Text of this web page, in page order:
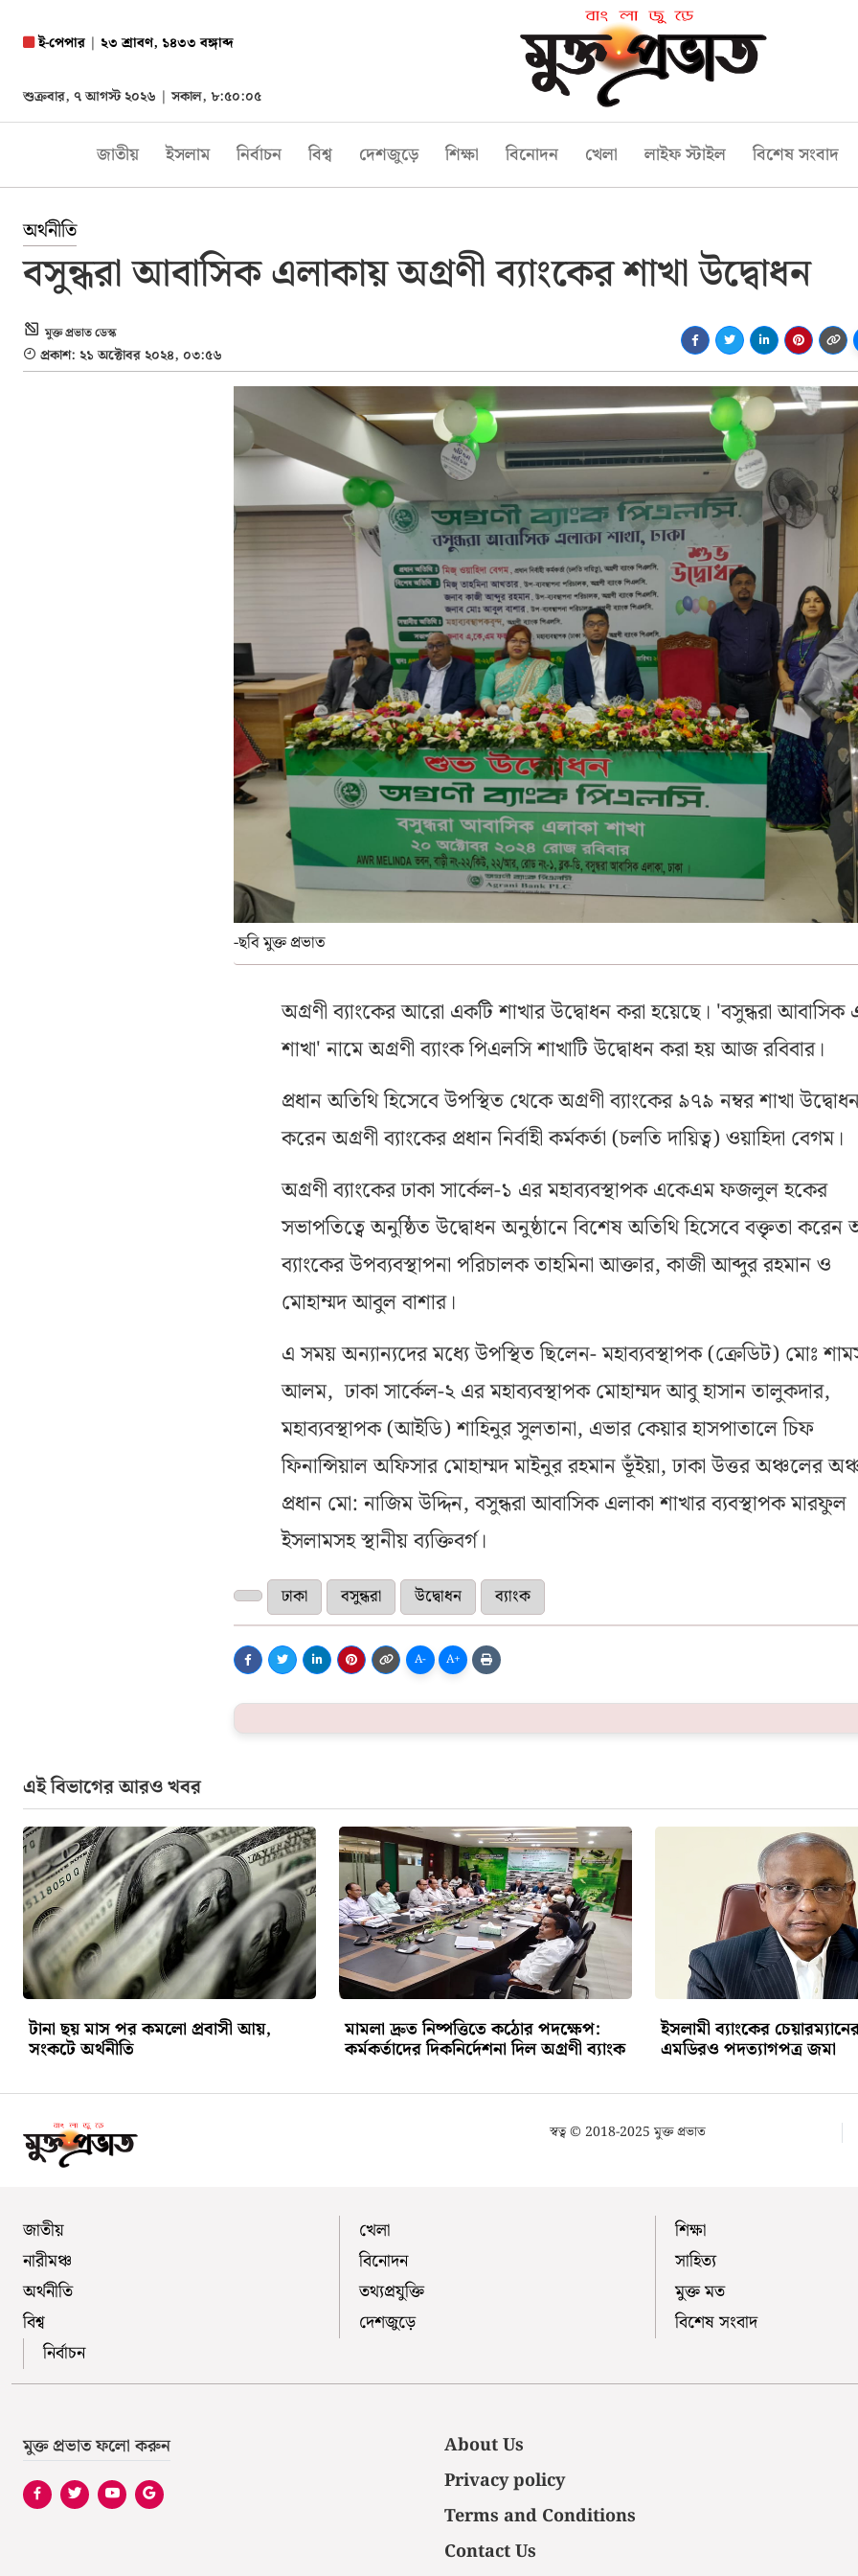
ই-পেপার| ২৩ শ্রাবণ, ১৪৩৩ বঙ্গাব্দ
শুক্রবার, ৭ আগস্ট ২০২৬ |সকাল, ৮:৫০:০৬
জাতীয় ইসলাম নির্বাচন বিশ্ব দেশজুড়ে শিক্ষা বিনোদন খেলা লাইফ স্টাইল বিশেষ সংবাদ
অর্থনীতি
বসুন্ধরা আবাসিক এলাকায় অগ্রণী ব্যাংকের শাখা উদ্বোধন
মুক্ত প্রভাত ডেস্ক
প্রকাশ: ২১ অক্টোবর ২০২৪, ০৩:৫৬
-ছবি মুক্ত প্রভাত
অগ্রণী ব্যাংকের আরো একটি শাখার উদ্বোধন করা হয়েছে। 'বসুন্ধরা আবাসিক
শাখা' নামে অগ্রণী ব্যাংক পিএলসি শাখাটি উদ্বোধন করা হয় আজ রবিবার।
প্রধান অতিথি হিসেবে উপস্থিত থেকে অগ্রণী ব্যাংকের ৯৭৯ নম্বর শাখা
করেন অগ্রণী ব্যাংকের প্রধান নির্বাহী কর্মকর্তা (চলতি দায়িত্ব) ওয়াহিদা বেগম।
অগ্রণী ব্যাংকের ঢাকা সার্কেল-১ এর মহাব্যবস্থাপক একেএম ফজলুল হকের
সভাপতিত্বে অনুষ্ঠিত উদ্বোধন অনুষ্ঠানে বিশেষ অতিথি হিসেবে বক্তৃতা করেন
ব্যাংকের উপব্যবস্থাপনা পরিচালক তাহমিনা আক্তার, কাজী আব্দুর রহমান ও
মোহাম্মদ আবুল বাশার।
এ সময় অন্যান্যদের মধ্যে উপস্থিত ছিলেন- মহাব্যবস্থাপক (ক্রেডিট) মোঃ
আলম, ঢাকা সার্কেল-২ এর মহাব্যবস্থাপক মোহাম্মদ আবু হাসান তালুকদার,
মহাব্যবস্থাপক (আইডি) শাহিনুর সুলতানা, এভার কেয়ার হাসপাতালে চিফ
ফিনান্সিয়াল অফিসার মোহাম্মদ মাইনুর রহমান ভূঁইয়া, ঢাকা উত্তর অঞ্চলের
প্রধান মো: নাজিম উদ্দিন, বসুন্ধরা আবাসিক এলাকা শাখার ব্যবস্থাপক মারফুল
ইসলামসহ স্থানীয় ব্যক্তিবর্গ।
ঢাকা বসুন্ধরা উদ্বোধন ব্যাংক
A- A+
এই বিভাগের আরও খবর
টানা ছয় মাস পর কমলো প্রবাসী আয়,
সংকটে অর্থনীতি
মামলা দ্রুত নিষ্পত্তিতে কঠোর পদক্ষেপ:
কর্মকর্তাদের দিকনির্দেশনা দিল অগ্রণী ব্যাংক
ইসলামী ব্যাংকের
এমডিরও পদত্যাগপত্র জমা
স্বত্ব © 2018-2025 মুক্ত প্রভাত
জাতীয়
নারীমঞ্চ
অর্থনীতি
বিশ্ব
খেলা
বিনোদন
তথ্যপ্রযুক্তি
দেশজুড়ে
শিক্ষা
সাহিত্য
মুক্ত মত
বিশেষ সংবাদ
নির্বাচন
মুক্ত প্রভাত ফলো করুন
About Us
Privacy policy
Terms and Conditions
Contact Us